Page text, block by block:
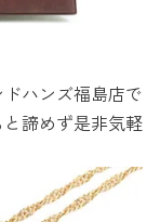
ハンズ福島店で
諦めず是非気軽